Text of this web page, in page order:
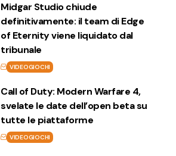
Midgar Studio chiude
definitivamente: il team di Edge
of Eternity viene liquidato dal
tribunale
VIDEOGIOCHI
Call of Duty: Modern Warfare 4,
svelate le date dell’open beta su
tutte le piattaforme
VIDEOGIOCHI